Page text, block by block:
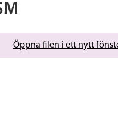
Öppna filen i ett nytt